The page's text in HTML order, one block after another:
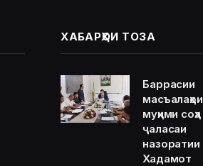
ХАБАРҲОИ ТОЗА
Баррасии
масъалаҳои
муҳими
ҷаласаи
назоратии
Хадамот